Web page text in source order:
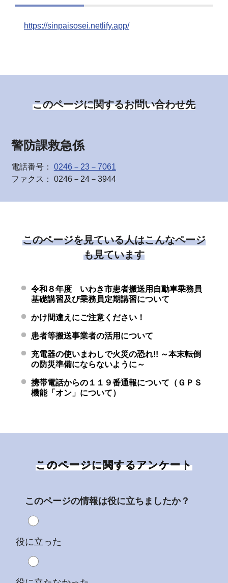
https://sinpaisosei.netlify.app/
このページに関するお問い合わせ先
警防課救急係
電話番号： 0246－23－7061
ファクス： 0246－24－3944
このページを見ている人はこんなページ
も見ています
令和８年度 いわき市患者搬送用自動車乗務員
基礎講習及び乗務員定期講習について
かけ間違えにご注意ください！
患者等搬送事業者の活用について
充電器の使いまわしで火災の恐れ!! ～本末転倒
の防災準備にならないように～
携帯電話からの１１９番通報について（ＧＰＳ
機能「オン」について）
このページに関するアンケート
このページの情報は役に立ちましたか？
役に立った